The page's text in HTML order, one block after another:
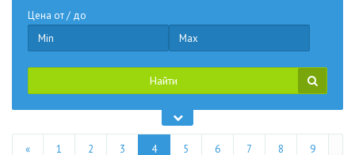
Цена от / до
Найти
« 1 2 3 4 5 6 7 8 9